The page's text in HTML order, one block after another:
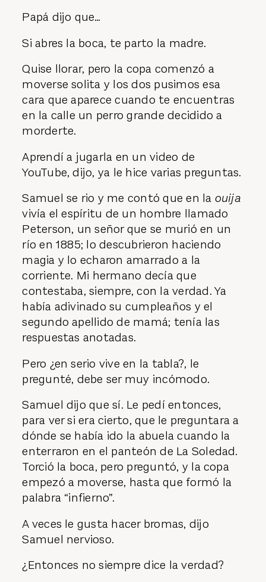
Papá dijo que…
Si abres la boca, te parto la madre.
Quise llorar, pero la copa comenzó a
moverse solita y los dos pusimos esa
cara que aparece cuando te encuentras
en la calle un perro grande decidido a
morderte.
Aprendí a jugarla en un video de
YouTube, dijo, ya le hice varias preguntas.
Samuel se rio y me contó que en la ouija
vivía el espíritu de un hombre llamado
Peterson, un señor que se murió en un
río en 1885; lo descubrieron haciendo
magia y lo echaron amarrado a la
corriente. Mi hermano decía que
contestaba, siempre, con la verdad. Ya
había adivinado su cumpleaños y el
segundo apellido de mamá; tenía las
respuestas anotadas.
Pero ¿en serio vive en la tabla?, le
pregunté, debe ser muy incómodo.
Samuel dijo que sí. Le pedí entonces,
para ver si era cierto, que le preguntara a
dónde se había ido la abuela cuando la
enterraron en el panteón de La Soledad.
Torció la boca, pero preguntó, y la copa
empezó a moverse, hasta que formó la
palabra “infierno”.
A veces le gusta hacer bromas, dijo
Samuel nervioso.
¿Entonces no siempre dice la verdad?